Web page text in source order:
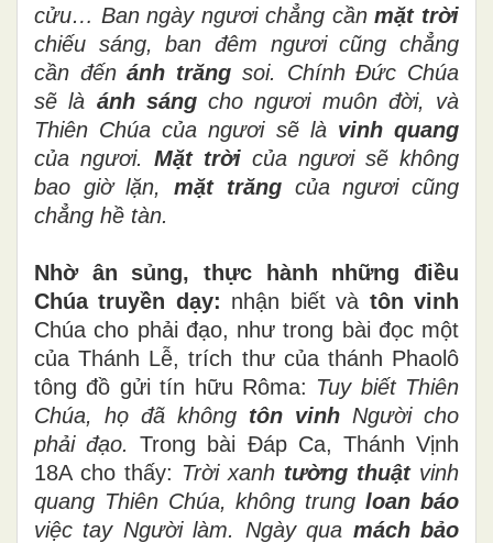
cửu… Ban ngày ngươi chẳng cầnmặt trời
chiếu sáng, ban đêm ngươi cũng chẳng
cần đếnánh trăng soi. Chính Đức Chúa
sẽ là ánh sángcho ngươi muôn đời, và
Thiên Chúa của ngươi sẽ là vinh quang
của ngươi. Mặt trời của ngươi sẽ không
bao giờ lặn,mặt trăngcủa ngươi cũng
chẳng hề tàn.
Nhờ ân sủng, thực hành những điều
Chúa truyền dạy: nhận biết và tôn vinh
Chúa cho phải đạo, như trong bài đọc một
của Thánh Lễ, trích thư của thánh Phaolô
tông đồ gửi tín hữu Rôma: Tuy biết Thiên
Chúa, họ đã không tôn vinh Người cho
phải đạo.Trong bài Đáp Ca, Thánh Vịnh
18A cho thấy: Trời xanh tường thuậtvinh
quang Thiên Chúa, không trungloan báo
việc tay Người làm. Ngày qua mách bảo